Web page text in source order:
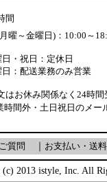
間
曜～金曜日)：10:00～
日・祝日：定休日
日：配送業務のみ営業
はお休み関係なく24時
間外・土日祝日のメー
質問 お支払い・送料
2013 istyle, Inc. All